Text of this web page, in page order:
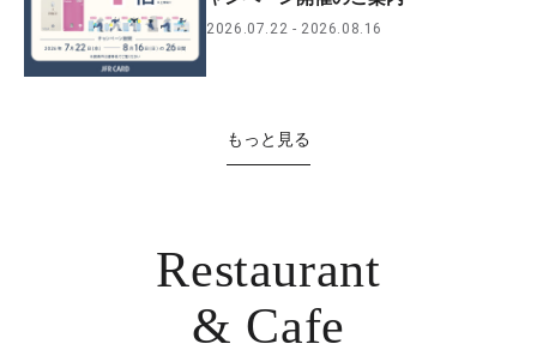
2026.07.22 2026.08.16
もっと見る
Restaurant
& Cafe